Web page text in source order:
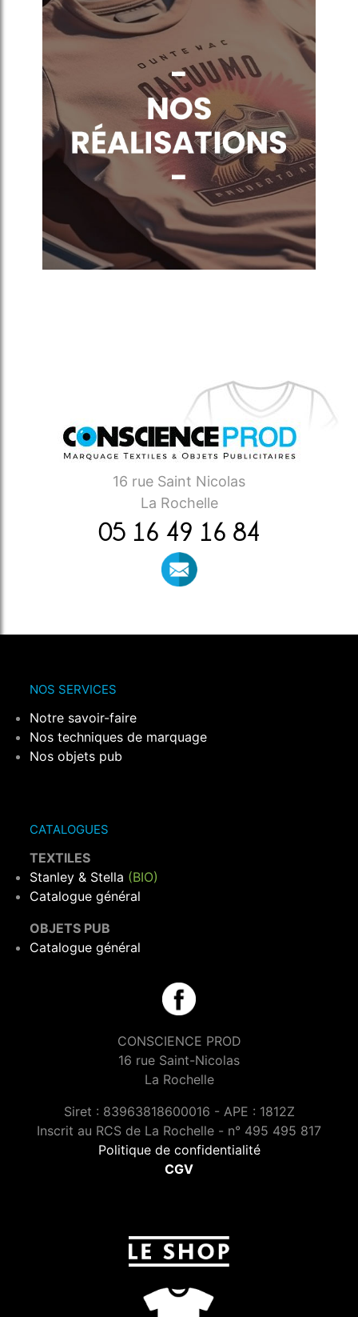
16 rue Saint Nicolas
La Rochelle
05 16 49 16 84
NOS SERVICES
Notre savoir-faire
Nos techniques de marquage
Nos objets pub
CATALOGUES
TEXTILES
Stanley & Stella (BIO)
Catalogue général
OBJETS PUB
Catalogue général
CONSCIENCE PROD
16 rue Saint-Nicolas
La Rochelle
Siret : 83963818600016 - APE : 1812Z
Inscrit au RCS de La Rochelle - n° 495 495 817
Politique de confidentialité
CGV